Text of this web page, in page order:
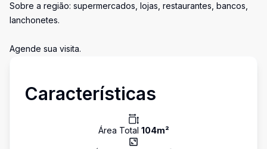
Sobre a região: supermercados, lojas, restaurantes, bancos,
lanchonetes.
Agende sua visita.
Características
Área Total 104m²